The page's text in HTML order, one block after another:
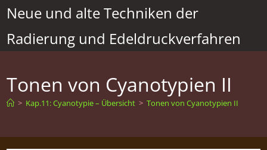
Zum
Inhalt
springen
Neue und alte Techniken der
Radierung und Edeldruckverfahren
Tonen von Cyanotypien II
> Kap.11: Cyanotypie – Übersicht > Tonen von Cyanotypien II